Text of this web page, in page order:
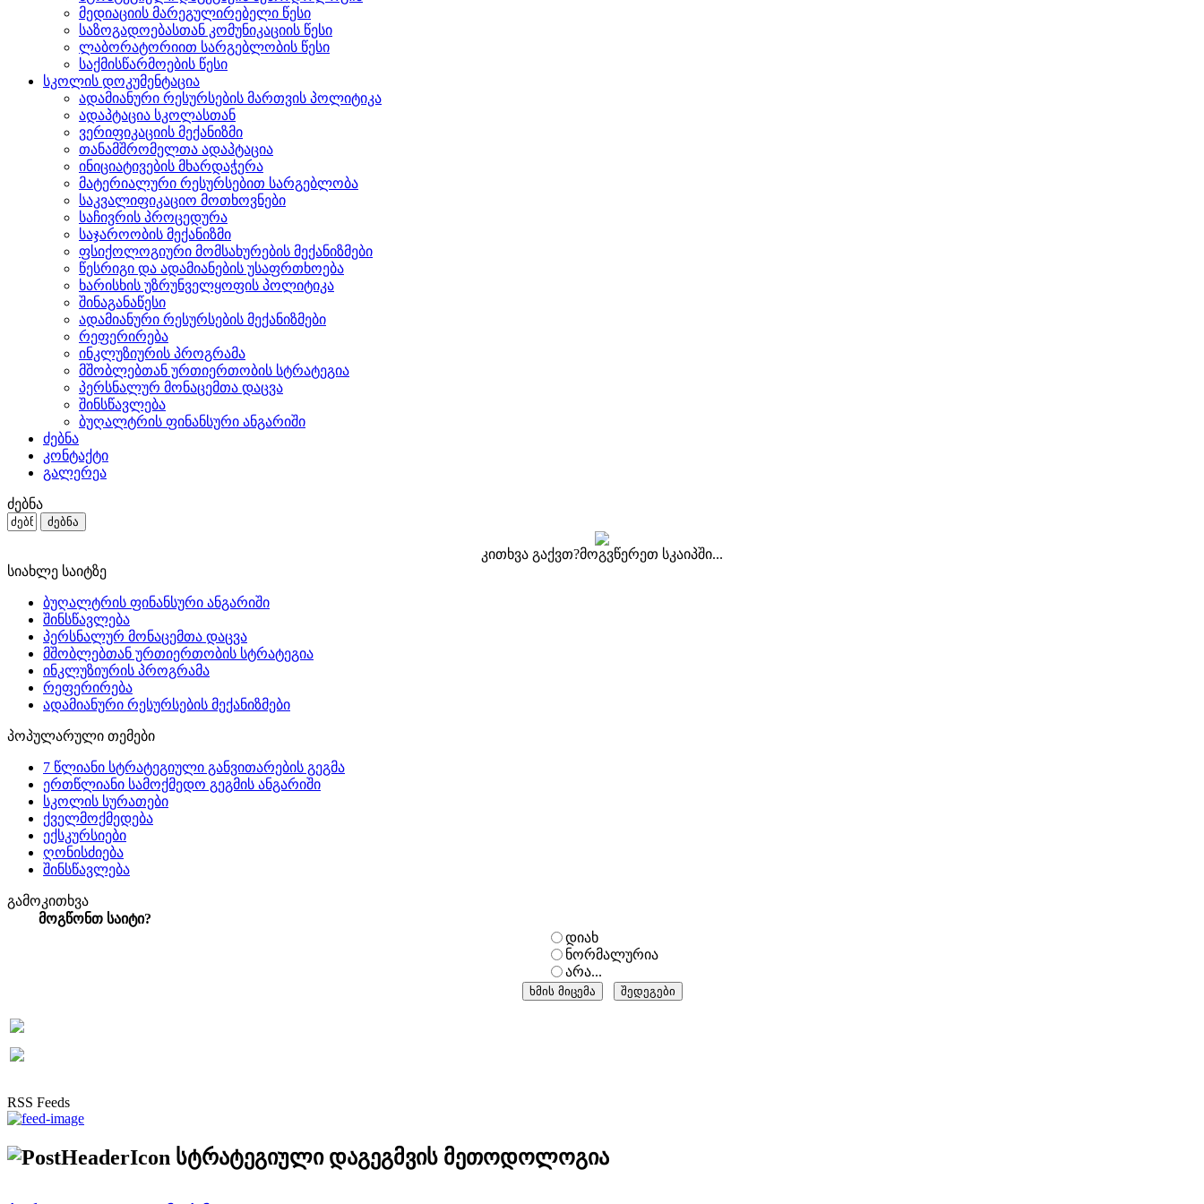
მედიაციის მარეგულირებელი წესი
საზოგადოებასთან კომუნიკაციის წესი
ლაბორატორიით სარგებლობის წესი
საქმისწარმოების წესი
სკოლის დოკუმენტაცია
ადამიანური რესურსების მართვის პოლიტიკა
ადაპტაცია სკოლასთან
ვერიფიკაციის მექანიზმი
თანამშრომელთა ადაპტაცია
ინიციატივების მხარდაჭერა
მატერიალური რესურსებით სარგებლობა
საკვალიფიკაციო მოთხოვნები
საჩივრის პროცედურა
საჯაროობის მექანიზმი
ფსიქოლოგიური მომსახურების მექანიზმები
წესრიგი და ადამიანების უსაფრთხოება
ხარისხის უზრუნველყოფის პოლიტიკა
შინაგანაწესი
ადამიანური რესურსების მექანიზმები
რეფერირება
ინკლუზიურის პროგრამა
მშობლებთან ურთიერთობის სტრატეგია
პერსნალურ მონაცემთა დაცვა
შინსწავლება
ბუღალტრის ფინანსური ანგარიში
ძებნა
კონტაქტი
გალერეა
ძებნა
კითხვა გაქვთ?მოგვწერეთ სკაიპში...
სიახლე საიტზე
ბუღალტრის ფინანსური ანგარიში
შინსწავლება
პერსნალურ მონაცემთა დაცვა
მშობლებთან ურთიერთობის სტრატეგია
ინკლუზიურის პროგრამა
რეფერირება
ადამიანური რესურსების მექანიზმები
პოპულარული თემები
7 წლიანი სტრატეგიული განვითარების გეგმა
ერთწლიანი სამოქმედო გეგმის ანგარიში
სკოლის სურათები
ქველმოქმედება
ექსკურსიები
ღონისძიება
შინსწავლება
გამოკითხვა
მოგწონთ საიტი?
დიახ
ნორმალურია
არა...
RSS Feeds
სტრატეგიული დაგეგმვის მეთოდოლოგია